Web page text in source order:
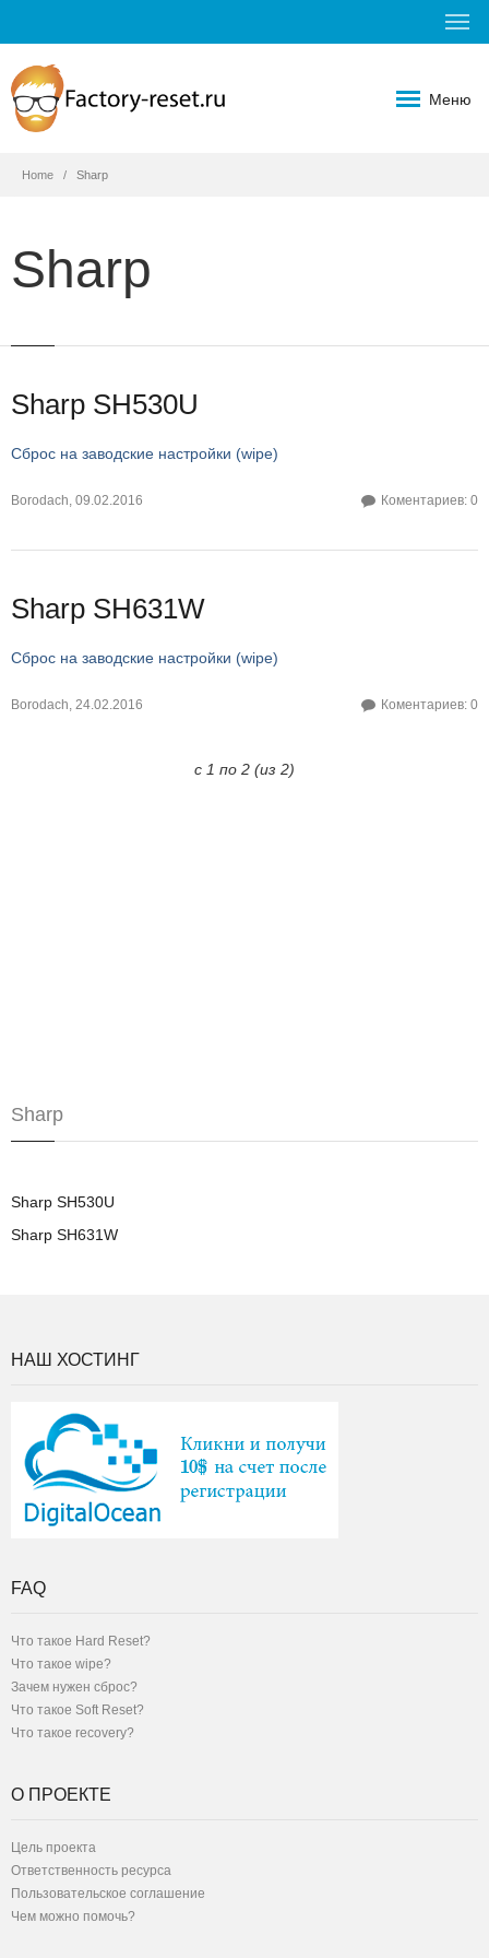
Меню
Home Sharp
Sharp
Sharp SH530U
Сброс на заводские настройки (wipe)
Borodach, 09.02.2016 Коментариев: 0
Sharp SH631W
Сброс на заводские настройки (wipe)
Borodach, 24.02.2016 Коментариев: 0
с 1 по 2 (из 2)
Sharp
Sharp SH530U
Sharp SH631W
НАШ ХОСТИНГ
FAQ
Что такое Hard Reset?
Что такое wipe?
Зачем нужен сброс?
Что такое Soft Reset?
Что такое recovery?
О ПРОЕКТЕ
Цель проекта
Ответственность ресурса
Пользовательское соглашение
Чем можно помочь?